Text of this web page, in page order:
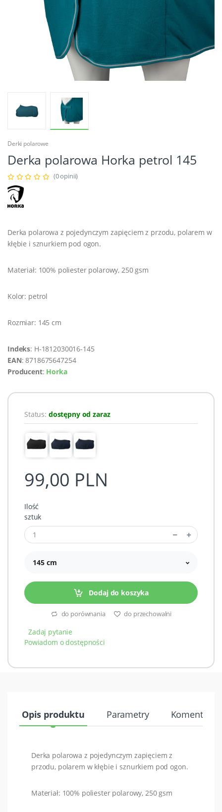
Derki polarowe
Derka polarowa Horka petrol 145
(0 opinii)
Derka polarowa z pojedynczym zapięciem z przodu, polarem w
kłębie i sznurkiem pod ogon.
Materiał: 100% poliester polarowy, 250 gsm
Kolor: petrol
Rozmiar: 145 cm
Indeks: H-1812030016-145
EAN: 8718675647254
Producent: Horka
Status: dostępny od zaraz
99,00 PLN
Ilość
sztuk
145 cm
Dodaj do koszyka
do porównania do przechowalni
Zadaj pytanie
Powiadom o dostępności
Opis produktu Parametry Komentarze
Derka polarowa z pojedynczym zapięciem z
przodu, polarem w kłębie i sznurkiem pod ogon.
Materiał: 100% poliester polarowy, 250 gsm